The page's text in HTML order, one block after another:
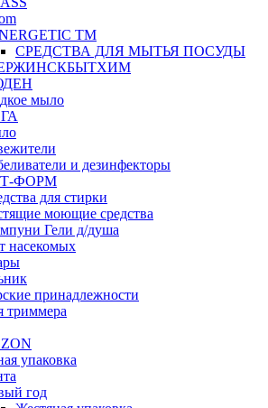
TM
СРЕДСТВА ДЛЯ МЫТЬЯ ПОСУДЫ
мыло
и дезинфекторы
ФОРМ
для стирки
моющие средства
Гели д/душа
насекомых
принадлежности
триммера
упаковка
год